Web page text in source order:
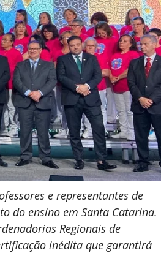
e representantes de
do ensino em Santa Catarina.
Regionais de
inédita que garantirá